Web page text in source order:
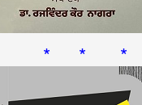
* * *